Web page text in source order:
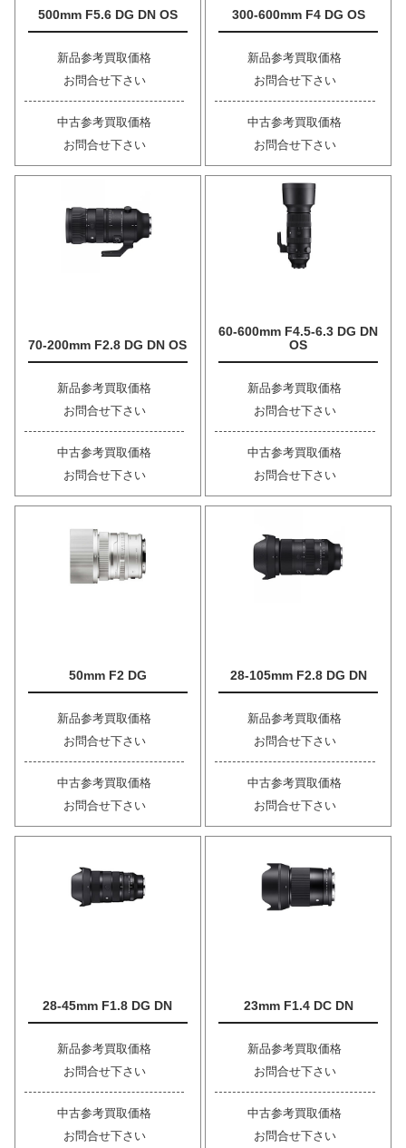
500mm F5.6 DG DN OS
新品参考買取価格
お問合せ下さい
中古参考買取価格
お問合せ下さい
300-600mm F4 DG OS
新品参考買取価格
お問合せ下さい
中古参考買取価格
お問合せ下さい
70-200mm F2.8 DG DN OS
新品参考買取価格
お問合せ下さい
中古参考買取価格
お問合せ下さい
60-600mm F4.5-6.3 DG DN
OS
新品参考買取価格
お問合せ下さい
中古参考買取価格
お問合せ下さい
50mm F2 DG
新品参考買取価格
お問合せ下さい
中古参考買取価格
お問合せ下さい
28-105mm F2.8 DG DN
新品参考買取価格
お問合せ下さい
中古参考買取価格
お問合せ下さい
28-45mm F1.8 DG DN
新品参考買取価格
お問合せ下さい
中古参考買取価格
お問合せ下さい
23mm F1.4 DC DN
新品参考買取価格
お問合せ下さい
中古参考買取価格
お問合せ下さい